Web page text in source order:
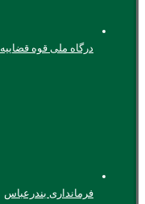
درگاه ملی قوه قضاییه
فرمانداری بندرعباس